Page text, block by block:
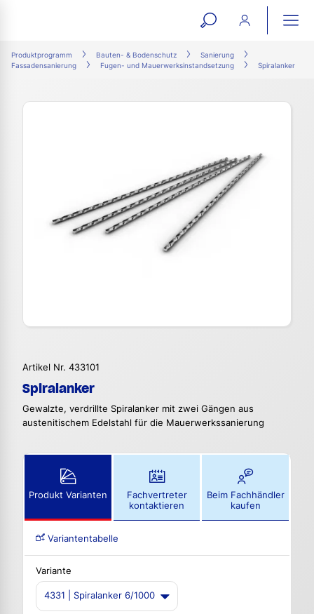
open
search
form
Produktprogramm Bauten- & Bodenschutz
Sanierung
Fassadensanierung
Fugen- und Mauerwerksinstandsetzung Spiralanker
Artikel Nr. 433101
Spiralanker
Gewalzte, verdrillte Spiralanker mit zwei Gängen aus
austenitischem Edelstahl für die Mauerwerkssanierung
Produkt Varianten
Fachvertreter
kontaktieren
Beim Fachhändler
kaufen
Variantentabelle
Variante
4331 | Spiralanker 6/1000